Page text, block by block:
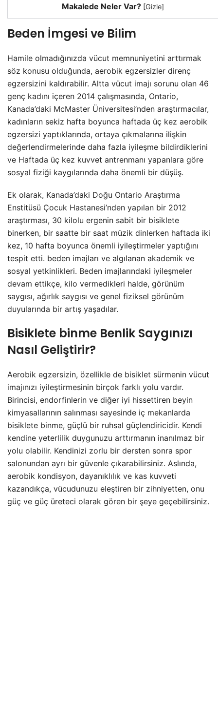
Makalede Neler Var? [Gizle]
Beden İmgesi ve Bilim
Hamile olmadığınızda vücut memnuniyetini arttırmak
söz konusu olduğunda, aerobik egzersizler direnç
egzersizini kaldırabilir. Altta vücut imajı sorunu olan 46
genç kadını içeren 2014 çalışmasında, Ontario,
Kanada’daki McMaster Üniversitesi’nden araştırmacılar,
kadınların sekiz hafta boyunca haftada üç kez aerobik
egzersizi yaptıklarında, ortaya çıkmalarına ilişkin
değerlendirmelerinde daha fazla iyileşme bildirdiklerini
ve Haftada üç kez kuvvet antrenmanı yapanlara göre
sosyal fiziği kaygılarında daha önemli bir düşüş.
Ek olarak, Kanada’daki Doğu Ontario Araştırma
Enstitüsü Çocuk Hastanesi’nden yapılan bir 2012
araştırması, 30 kilolu ergenin sabit bir bisiklete
binerken, bir saatte bir saat müzik dinlerken haftada iki
kez, 10 hafta boyunca önemli iyileştirmeler yaptığını
tespit etti. beden imajları ve algılanan akademik ve
sosyal yetkinlikleri. Beden imajlarındaki iyileşmeler
devam ettikçe, kilo vermedikleri halde, görünüm
saygısı, ağırlık saygısı ve genel fiziksel görünüm
duyularında bir artış yaşadılar.
Bisiklete binme Benlik Saygınızı
Nasıl Geliştirir?
Aerobik egzersizin, özellikle de bisiklet sürmenin vücut
imajınızı iyileştirmesinin birçok farklı yolu vardır.
Birincisi, endorfinlerin ve diğer iyi hissettiren beyin
kimyasallarının salınması sayesinde iç mekanlarda
bisiklete binme, güçlü bir ruhsal güçlendiricidir. Kendi
kendine yeterlilik duygunuzu arttırmanın inanılmaz bir
yolu olabilir. Kendinizi zorlu bir dersten sonra spor
salonundan ayrı bir güvenle çıkarabilirsiniz. Aslında,
aerobik kondisyon, dayanıklılık ve kas kuvveti
kazandıkça, vücudunuzu eleştiren bir zihniyetten, onu
güç ve güç üreteci olarak gören bir şeye geçebilirsiniz.